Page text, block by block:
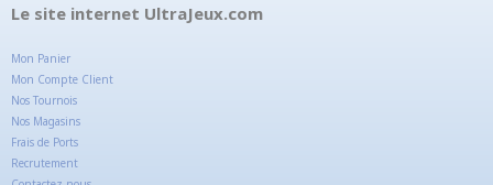
Le site internet UltraJeux.com
Mon Panier
Mon Compte Client
Nos Tournois
Nos Magasins
Frais de Ports
Recrutement